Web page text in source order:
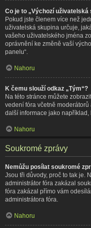
Co je to „Výchozí uživatelská
Pokud jste členem více než
uživatelská skupina určuje,
vašeho uživatelského jména
oprávnění ke změně vaší
panelu“.
Nahoru
K čemu slouží odkaz „Tým“?
Na této stránce můžete
vedení fóra včetně
další informace jako například,
Nahoru
Soukromé zprávy
Nemůžu posílat soukromé
Jsou tři důvody, proč to tak je.
administrátor fóra zakázal
fóra zakázal přímo vám
administrátora fóra.
Nahoru